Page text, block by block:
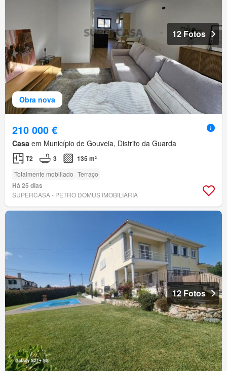
Obra nova
12 Fotos
210 000 €
Casa em Município de Gouveia, Distrito da Guarda
T2 3 135 m²
Totalmente mobiliado Terraço
Há 25 dias
SUPERCASA - PETRO DOMUS IMOBILIÁRIA
12 Fotos